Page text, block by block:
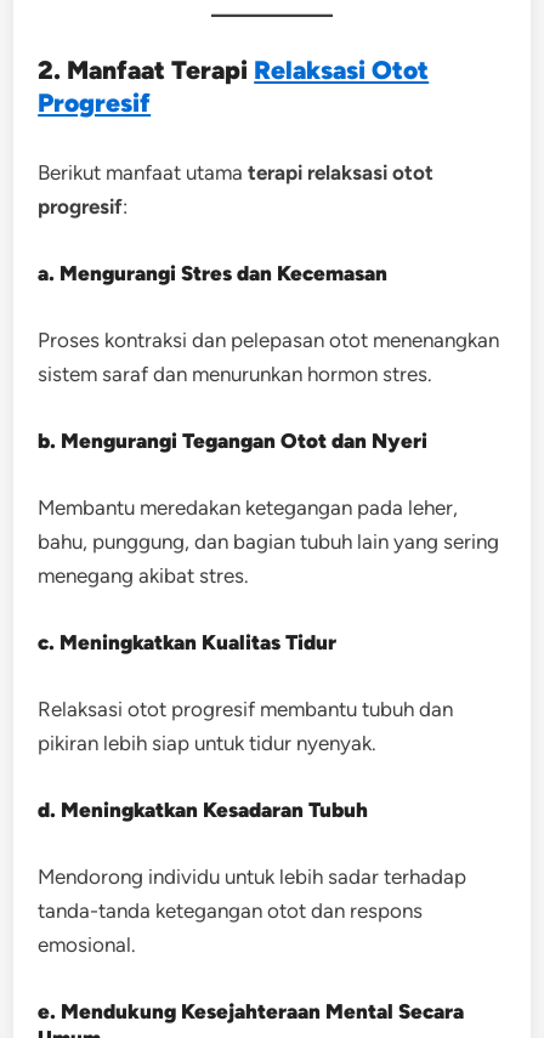
2. Manfaat Terapi Relaksasi Otot
Progresif
Berikut manfaat utamaterapi relaksasi otot
progresif:
a. Mengurangi Stres dan Kecemasan
Proses kontraksi dan pelepasan otot menenangkan
sistem saraf dan menurunkan hormon stres.
b. Mengurangi Tegangan Otot dan Nyeri
Membantu meredakan ketegangan pada leher,
bahu, punggung, dan bagian tubuh lain yang sering
menegang akibat stres.
c. Meningkatkan Kualitas Tidur
Relaksasi otot progresif membantu tubuh dan
pikiran lebih siap untuk tidur nyenyak.
d. Meningkatkan Kesadaran Tubuh
Mendorong individu untuk lebih sadar terhadap
tanda-tanda ketegangan otot dan respons
emosional.
e. Mendukung Kesejahteraan Mental Secara